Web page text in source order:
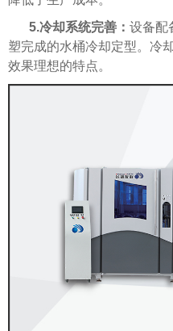
5.冷却系统完善： 设备配
塑完成的水桶冷却定型。冷
效果理想的特点。